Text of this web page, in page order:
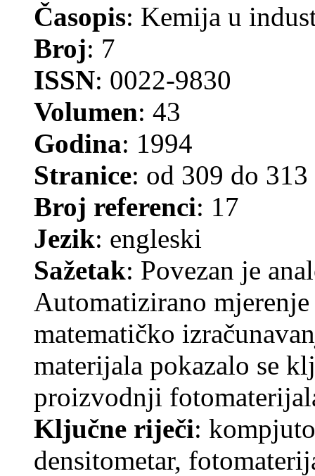
Časopis: Kemija u
Broj: 7
ISSN: 0022-9830
Volumen: 43
Godina: 1994
Stranice: od 309 do 313
Broj referenci: 17
Jezik: engleski
Sažetak: Povezan je
Automatizirano
matematičko
materijala pokazalo se
proizvodnji
Ključne riječi:
densitometar,